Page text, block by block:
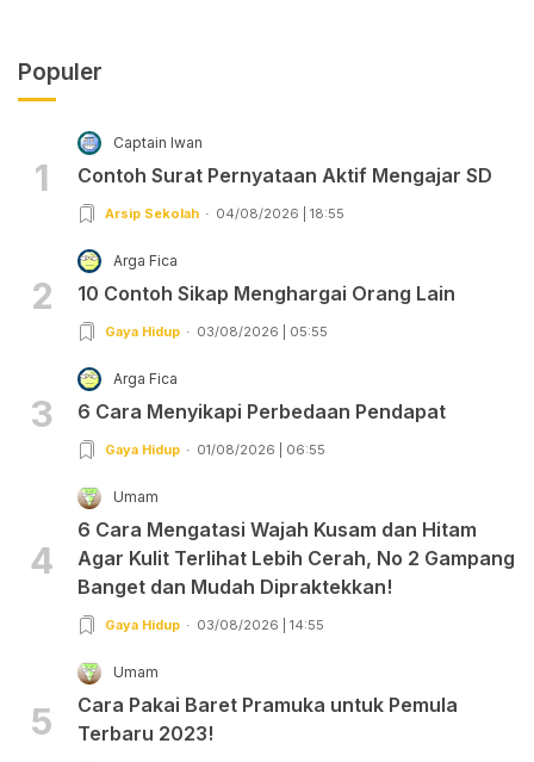
Populer
1
Captain Iwan
Contoh Surat Pernyataan Aktif Mengajar SD
Arsip Sekolah 04/08/2026 | 18:55
2
Arga Fica
10 Contoh Sikap Menghargai Orang Lain
Gaya Hidup 03/08/2026 | 05:55
3
Arga Fica
6 Cara Menyikapi Perbedaan Pendapat
Gaya Hidup 01/08/2026 | 06:55
4
Umam
6 Cara Mengatasi Wajah Kusam dan Hitam
Agar Kulit Terlihat Lebih Cerah, No 2 Gampang
Banget dan Mudah Dipraktekkan!
Gaya Hidup 03/08/2026 | 14:55
5
Umam
Cara Pakai Baret Pramuka untuk Pemula
Terbaru 2023!